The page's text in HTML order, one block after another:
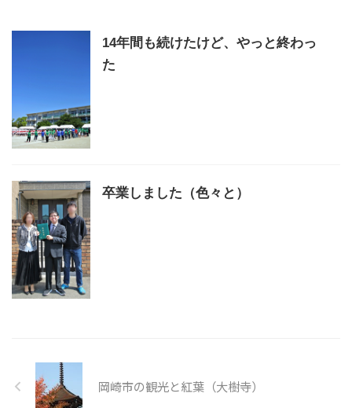
14年間も続けたけど、やっと終わっ
た
卒業しました（色々と）
岡崎市の観光と紅葉（大樹寺）